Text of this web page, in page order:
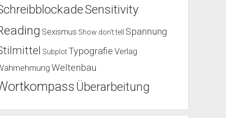
Sensitivity
Sexismus Show don't tell Spannung
Subplot Typografie Verlag
Weltenbau
Überarbeitung